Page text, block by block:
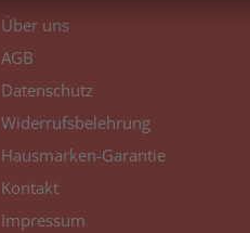
Über uns
AGB
Datenschutz
Widerrufsbelehrung
Hausmarken-Garantie
Kontakt
Impressum